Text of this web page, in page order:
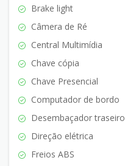
Brake light
Câmera de Ré
Central Multimídia
Chave cópia
Chave Presencial
Computador de bordo
Desembaçador traseiro
Direção elétrica
Freios ABS